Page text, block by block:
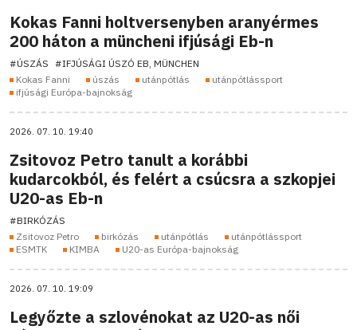
Kokas Fanni holtversenyben aranyérmes
200 háton a müncheni ifjúsági Eb-n
#ÚSZÁS #IFJÚSÁGI ÚSZÓ EB, MÜNCHEN
Kokas Fanni
úszás utánpótlás
utánpótlássport
ifjúsági Európa-bajnokság
2026. 07. 10. 19:40
Zsitovoz Petro tanult a korábbi
kudarcokból, és felért a csúcsra a szkopjei
U20-as Eb-n
#BIRKÓZÁS
Zsitovoz Petro
birkózás utánpótlás
utánpótlássport
ESMTK
KIMBA U20-as Európa-bajnokság
2026. 07. 10. 19:09
Legyőzte a szlovénokat az U20-as női